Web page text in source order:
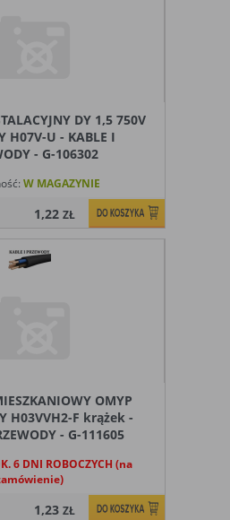
DY 1,5 750V
H07V-U - KABLE I
- G-106302
W MAGAZYNIE
1,22ZŁ
OMYP
H03VVH2-F krążek -
- G-111605
6 DNI ROBOCZYCH (na
1,23ZŁ